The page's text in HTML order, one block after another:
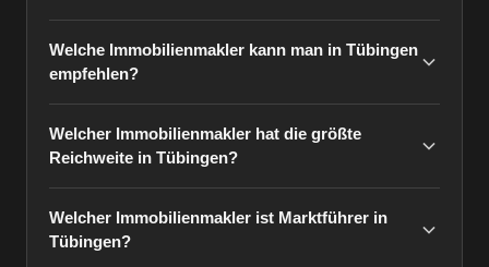
Welche Immobilienmakler kann man in Tübingen
empfehlen?
Welcher Immobilienmakler hat die größte
Reichweite in Tübingen?
Welcher Immobilienmakler ist Marktführer in
Tübingen?